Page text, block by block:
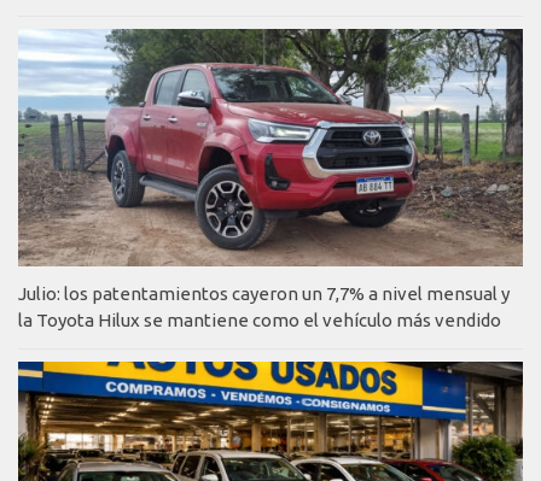
Julio: los patentamientos cayeron un 7,7% a nivel mensual y
la Toyota Hilux se mantiene como el vehículo más vendido